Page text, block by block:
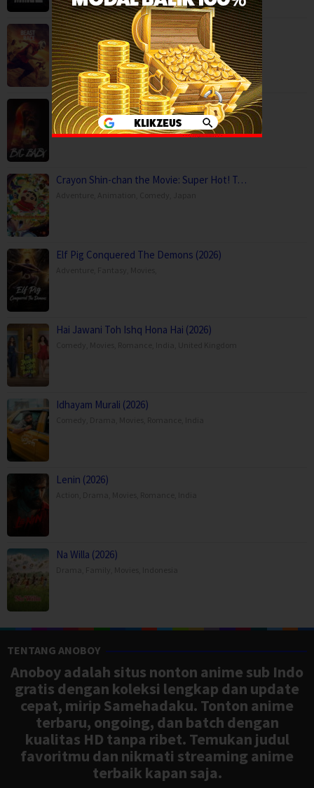
Beast Race (2026)
Action,Movies,Science Fiction,Thriller,Brazil
Big Baby (2025)
Horror,Movies,USA
Crayon Shin-chan the Movie: Super Hot! T…
Elf Pig Conquered The Demons (2026)
Hai Jawani Toh Ishq Hona Hai (2026)
Idhayam Murali (2026)
Lenin (2026)
Na Willa (2026)
TENTANG ANOBOY
Anoboy adalah situs nonton anime sub Indo
gratis dengan koleksi lengkap dan update
cepat, mirip Samehadaku. Tonton anime
terbaru, ongoing, dan batch dengan
kualitas HD tanpa ribet. Temukan judul
favoritmu dan nikmati streaming anime
terbaik kapan saja.